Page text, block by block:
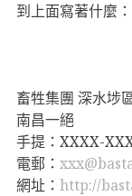
到上面寫著什麼：
畜牲集團 深水埗
南昌一絕
手提：XXXX-
電郵：
網址： http://